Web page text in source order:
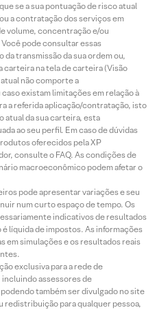
se a sua pontuação de risco atual
a contratação dos serviços em
volume, concentração e/ou
pode consultar essas
transmissão da sua ordem ou,
carteira na tela de carteira (Visão
não comporte a
existam limitações em relação à
a referida aplicação/contratação, isto
atual da sua carteira, esta
ao seu perfil. Em caso de dúvidas
oferecidos pela XP
consulte o FAQ. As condições de
macroeconômico podem afetar o
pode apresentar variações e seu
num curto espaço de tempo. Os
indicativos de resultados
líquida de impostos. As informações
em simulações e os resultados reais
exclusiva para a rede de
assessores de
também ser divulgado no site
redistribuição para qualquer pessoa,